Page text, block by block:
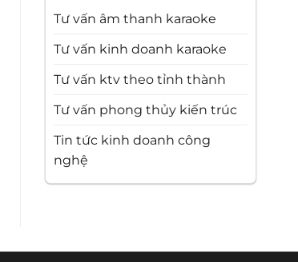
Tư vấn âm thanh karaoke
Tư vấn kinh doanh karaoke
Tư vấn ktv theo tỉnh thành
Tư vấn phong thủy kiến trúc
Tin tức kinh doanh công
nghệ